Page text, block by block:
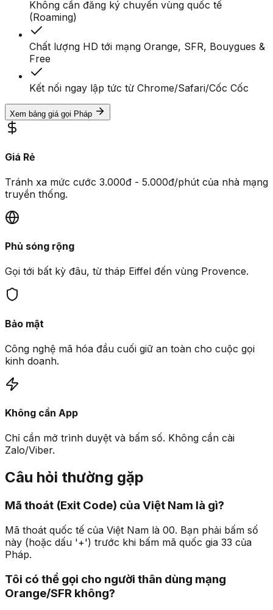
Không cần đăng ký chuyển vùng quốc tế
(Roaming)
Chất lượng HD tới mạng Orange, SFR, Bouygues &
Free
Kết nối ngay lập tức từ Chrome/Safari/Cốc Cốc
Xem bảng giá gọi Pháp
Giá Rẻ
Tránh xa mức cước 3.000đ - 5.000đ/phút của nhà mạng
truyền thống.
Phủ sóng rộng
Gọi tới bất kỳ đâu, từ tháp Eiffel đến vùng Provence.
Bảo mật
Công nghệ mã hóa đầu cuối giữ an toàn cho cuộc gọi
kinh doanh.
Không cần App
Chỉ cần mở trình duyệt và bấm số. Không cần cài
Zalo/Viber.
Câu hỏi thường gặp
Mã thoát (Exit Code) của Việt Nam là gì?
Mã thoát quốc tế của Việt Nam là 00. Bạn phải bấm số
này (hoặc dấu '+') trước khi bấm mã quốc gia 33 của
Pháp.
Tôi có thể gọi cho người thân dùng mạng
Orange/SFR không?